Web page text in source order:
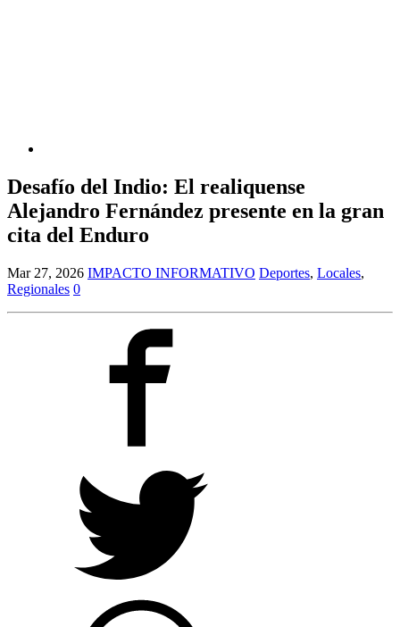
Desafío del Indio: El realiquense
Alejandro Fernández presente en la gran
cita del Enduro
Mar 27, 2026 IMPACTO INFORMATIVO Deportes, Locales,
Regionales 0